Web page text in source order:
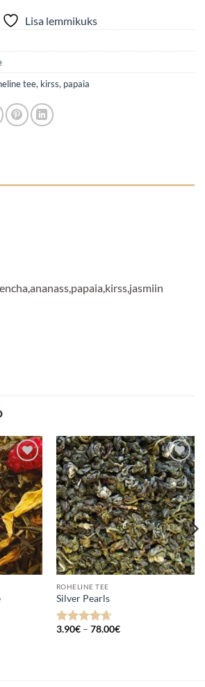
Lisa lemmikuks
tee, kirss, papaia
Lisa
Lisa
lemmikuks
ROHELINE TEE
Silver Pearls
Hinnanguga
3.90€ – 78.00€Hinnavahemik: